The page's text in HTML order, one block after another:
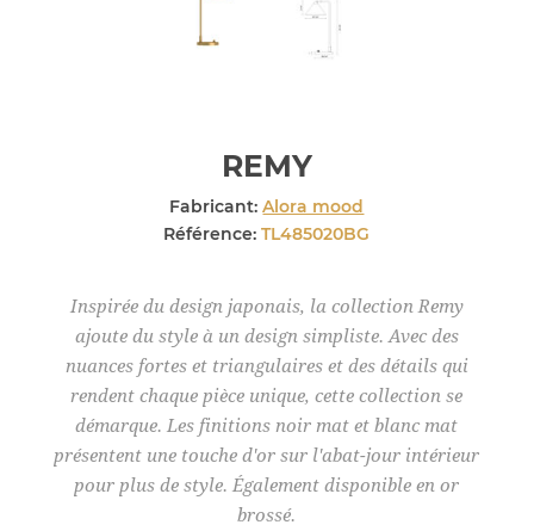
REMY
Fabricant: Alora mood
Référence: TL485020BG
Inspirée du design japonais, la collection Remy
ajoute du style à un design simpliste. Avec des
nuances fortes et triangulaires et des détails qui
rendent chaque pièce unique, cette collection se
démarque. Les finitions noir mat et blanc mat
présentent une touche d'or sur l'abat-jour intérieur
pour plus de style. Également disponible en or
brossé.